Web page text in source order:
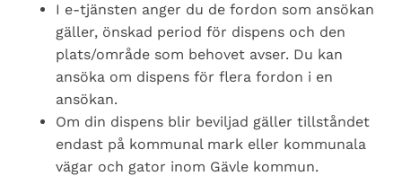
I e-tjänsten anger du de fordon som ansökan
gäller, önskad period för dispens och den
plats/område som behovet avser. Du kan
ansöka om dispens för flera fordon i en
ansökan.
Om din dispens blir beviljad gäller tillståndet
endast på kommunal mark eller kommunala
vägar och gator inom Gävle kommun.